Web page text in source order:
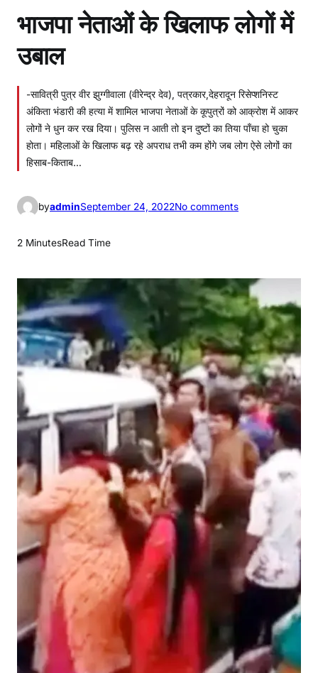
भाजपा नेताओं के खिलाफ लोगों में
उबाल
-सावित्री पुत्र वीर झुग्गीवाला (वीरेन्द्र देव), पत्रकार,देहरादून रिसेप्शनिस्ट
अंकिता भंडारी की हत्या में शामिल भाजपा नेताओं के कूपुत्रों को आक्रोश में आकर
लोगों ने धुन कर रख दिया। पुलिस न आती तो इन दुष्टों का तिया पाँचा हो चुका
होता। महिलाओं के खिलाफ बढ़ रहे अपराध तभी कम होंगे जब लोग ऐसे लोगों का
हिसाब-किताब…
byadminSeptember 24, 2022No commentso
ने
ता
ओं
के
खि
ला
फ
लो
गों
में
बा
ल
2 MinutesRead Time